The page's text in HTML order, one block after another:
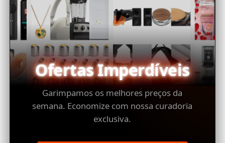
Ofertas Imperdíveis
Garimpamos os melhores preços da
semana. Economize com nossa curadoria
exclusiva.